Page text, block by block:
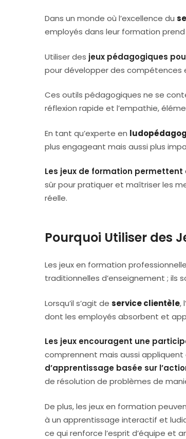
Dans un monde où l’excellence du
employés dans leur formation
Utiliser des jeux pédagogiques
pour développer des compétences
Ces outils pédagogiques ne se
réflexion rapide et l’empathie,
En tant qu’experte en
plus engageant mais aussi plus
Les jeux de formation
sûr pour pratiquer et maîtriser les
réelle.
Pourquoi Utiliser des
Les jeux en formation
traditionnelles d’enseignement ; ils
Lorsqu’il s’agit de service clientèle,
dont les employés absorbent et
Les jeux encouragent une
comprennent mais aussi appliquent
d’apprentissage basée sur
de résolution de problèmes de
De plus, les jeux en formation
à un apprentissage interactif et
ce qui renforce l’esprit d’équipe et